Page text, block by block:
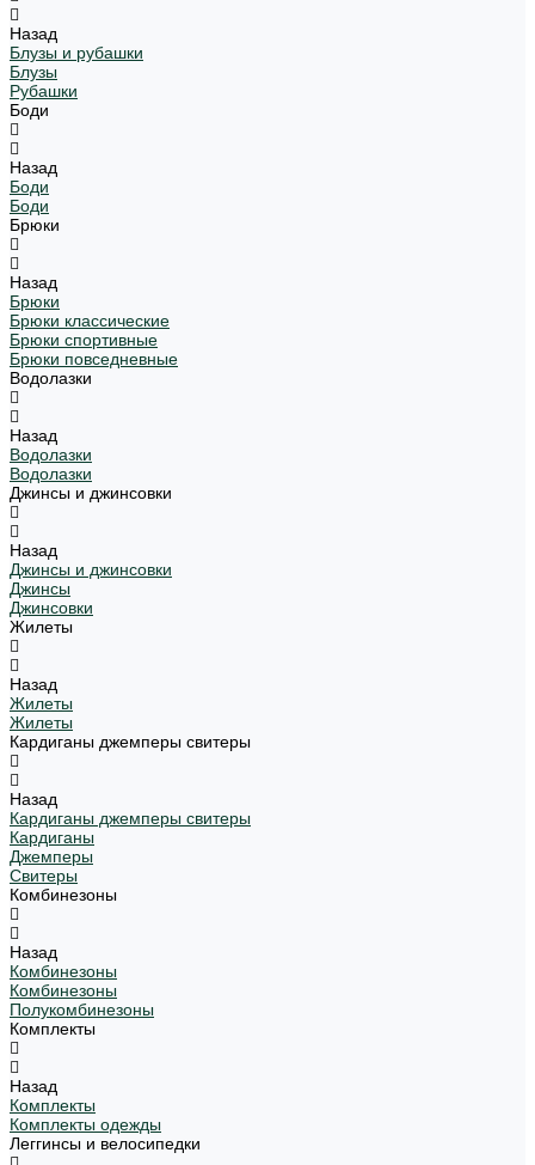
Назад
Блузы и рубашки
Блузы
Рубашки
Боди
Назад
Боди
Боди
Брюки
Назад
Брюки
Брюки классические
Брюки спортивные
Брюки повседневные
Водолазки
Назад
Водолазки
Водолазки
Джинсы и джинсовки
Назад
Джинсы и джинсовки
Джинсы
Джинсовки
Жилеты
Назад
Жилеты
Жилеты
Кардиганы джемперы свитеры
Назад
Кардиганы джемперы свитеры
Кардиганы
Джемперы
Свитеры
Комбинезоны
Назад
Комбинезоны
Комбинезоны
Полукомбинезоны
Комплекты
Назад
Комплекты
Комплекты одежды
Леггинсы и велосипедки